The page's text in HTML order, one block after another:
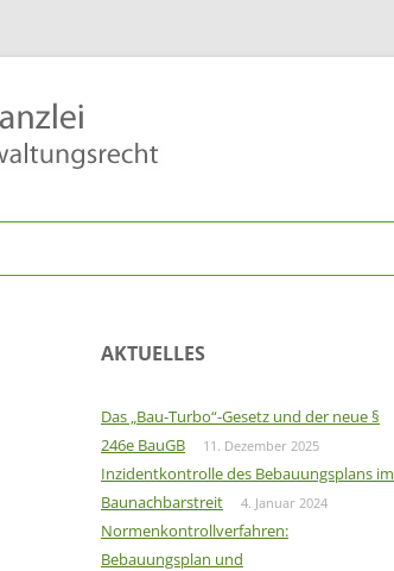
AKTUELLES
Das „Bau-Turbo“-Gesetz und der neue §
246e BauGB
11. Dezember 2025
Inzidentkontrolle des Bebauungsplans im
Baunachbarstreit
4. Januar 2024
Normenkontrollverfahren:
Bebauungsplan und